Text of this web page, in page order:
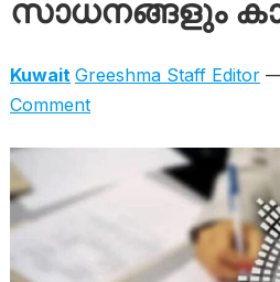
സാധനങ്ങളും
Kuwait Greeshma Staff Editor—
Comment